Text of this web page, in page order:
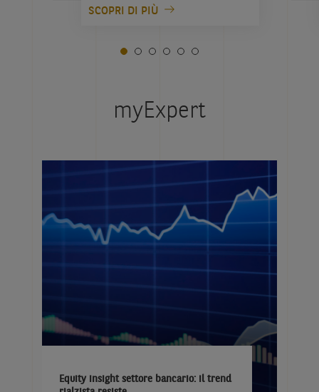
SCOPRI DI PIÙ
myExpert
Equity insight settore bancario: il trend